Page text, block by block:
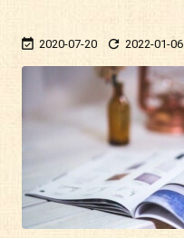
 2020-07-20  2022-01-06